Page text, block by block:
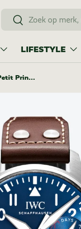
ZoekenZoeken
LIFESTYLE
IWC Big Pilot’s Watch Le Petit Prince 46mm